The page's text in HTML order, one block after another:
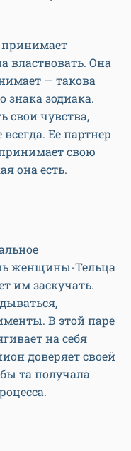
Она
— такова
знака зодиака.
свои чувства,
Ее партнер
свою
она есть.
женщины-Тельца
им заскучать.
В этой паре
на себя
доверяет своей
та получала